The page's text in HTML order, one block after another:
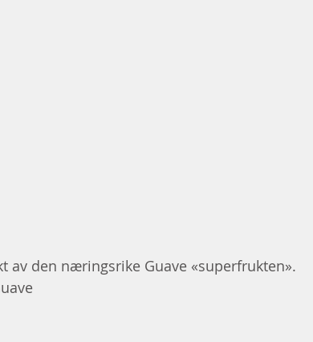
av den næringsrike Guave «superfrukten».